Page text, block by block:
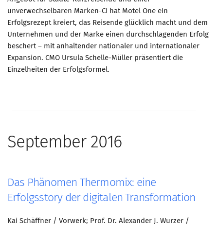
unverwechselbaren Marken-CI hat Motel One ein
Erfolgsrezept kreiert, das Reisende glücklich macht und dem
Unternehmen und der Marke einen durchschlagenden Erfolg
beschert – mit anhaltender nationaler und internationaler
Expansion. CMO Ursula Schelle-Müller präsentiert die
Einzelheiten der Erfolgsformel.
September 2016
Das Phänomen Thermomix: eine
Erfolgsstory der digitalen Transformation
Kai Schäffner / Vorwerk; Prof. Dr. Alexander J. Wurzer /